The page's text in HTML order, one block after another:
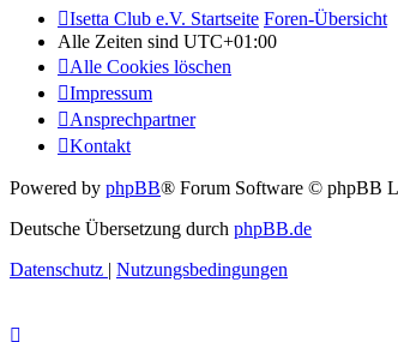
Isetta Club e.V. Startseite Foren-Übersicht
Alle Zeiten sind UTC+01:00
Alle Cookies löschen
Impressum
Ansprechpartner
Kontakt
Powered by phpBB® Forum Software © phpBB
Deutsche Übersetzung durch phpBB.de
Datenschutz | Nutzungsbedingungen